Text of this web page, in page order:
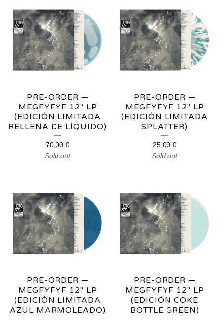
PRODUCTS
PRE-ORDER —
MEGFYFYF 12" LP
(EDICIÓN LIMITADA
RELLENA DE LÍQUIDO)
70,00 €
Sold out
PRE-ORDER —
MEGFYFYF 12" LP
(EDICIÓN LIMITADA
SPLATTER)
25,00 €
Sold out
PRE-ORDER —
MEGFYFYF 12" LP
(EDICIÓN LIMITADA
AZUL MARMOLEADO)
PRE-ORDER —
MEGFYFYF 12" LP
(EDICIÓN COKE
BOTTLE GREEN)